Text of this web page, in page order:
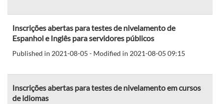
Inscrições abertas para testes de nivelamento de
Espanhol e Inglês para servidores públicos
Published in 2021-08-05 - Modified in 2021-08-05 09:15
Inscrições abertas para testes de nivelamento em cursos
de idiomas